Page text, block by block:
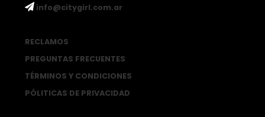
ㅤinfo@citygirl.com.ar
RECLAMOS
PREGUNTAS FRECUENTES
TÉRMINOS Y CONDICIONES
PÓLITICAS DE PRIVACIDAD